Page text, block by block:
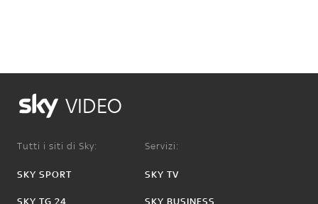
VIDEO
Tutti i siti di Sky:
SKY SPORT
SKY TG 24
Servizi:
SKY TV
SKY BUSINESS